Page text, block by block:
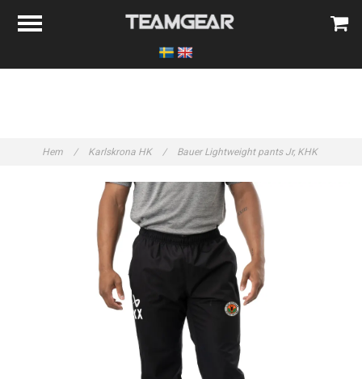
Hem / Karlskrona HK / Bauer Lightweight pants Jr, KHK